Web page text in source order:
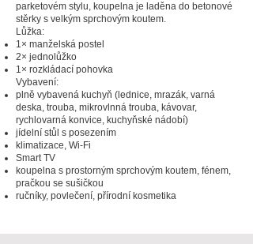
parketovém stylu, koupelna je laděna do betonové
stěrky s velkým sprchovým koutem.
Lůžka:
1× manželská postel
2× jednolůžko
1× rozkládací pohovka
Vybavení:
plně vybavená kuchyň (lednice, mrazák, varná
deska, trouba, mikrovlnná trouba, kávovar,
rychlovarná konvice, kuchyňské nádobí)
jídelní stůl s posezením
klimatizace, Wi-Fi
Smart TV
koupelna s prostorným sprchovým koutem, fénem,
pračkou se sušičkou
ručníky, povlečení, přírodní kosmetika